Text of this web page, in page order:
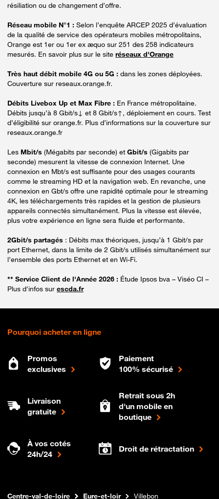
résiliation ou de changement d’offre.
Réseau mobile N°1 : Selon l’enquête ARCEP 2025 d’évaluation
de la qualité de service des opérateurs mobiles métropolitains,
Orange est 1er ou 1er ex æquo sur 251 des 258 indicateurs
mesurés. En savoir plus sur le site réseaux d'Orange
Très haut débit mobile 4G ou 5G : dans les zones déployées.
Couverture sur reseaux.orange.fr.
Débits Livebox Up et Max Fibre : En France métropolitaine.
Débits jusqu’à 8 Gbit/s↓ et 8 Gbit/s↑, déploiement en cours. Test
d’éligibilité sur orange.fr. Plus d’informations sur la couverture sur
reseaux.orange.fr
Les Mbit/s (Mégabits par seconde) et Gbit/s (Gigabits par
seconde) mesurent la vitesse de connexion Internet. Une
connexion en Mbt/s est suffisante pour des usages courants
comme le streaming HD et la navigation web. En revanche, une
connexion en Gbt/s offre une rapidité optimale pour le streaming
4K, les téléchargements très rapides et la gestion de plusieurs
appareils connectés simultanément. Plus la vitesse est élevée,
plus votre expérience en ligne sera fluide et performante.
2Gbit/s partagés : Débits max théoriques, jusqu’à 1 Gbit/s par
port Ethernet, dans la limite de 2 Gbit/s utilisés simultanément sur
l’ensemble des ports Ethernet et en Wi-Fi.
** Service Client de l'Année 2026 : Étude Ipsos bva – Viséo CI –
Plus d'infos sur escda.fr
Pourquoi acheter en ligne
Promos
exclusives
Paiement
100% sécurisé
Livraison
gratuite
Retrait sous 2h
d'un mobile en
boutique
À vos cotés
24h/24
Droit de rétractation
Boutique Orange
Internet fibre
Centre-val-de-loire Eure-et-loir Villebon